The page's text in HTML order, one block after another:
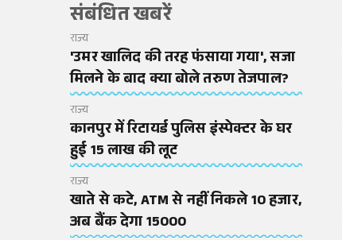
संबंधित खबरें
राज्य
'उमर खालिद की तरह फंसाया गया', सजा
मिलने के बाद क्या बोले तरुण तेजपाल?
राज्य
कानपुर में रिटायर्ड पुलिस इंस्पेक्टर के घर
हुई 15 लाख की लूट
राज्य
खाते से कटे, ATM से नहीं निकले 10 हजार,
अब बैंक देगा 15000